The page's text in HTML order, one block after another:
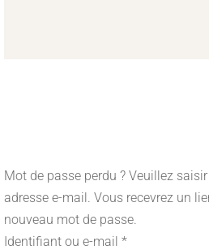
Mot de passe perdu ? Veuillez
adresse e-mail. Vous recevrez un
nouveau mot de passe.
Identifiant ou e-mail *